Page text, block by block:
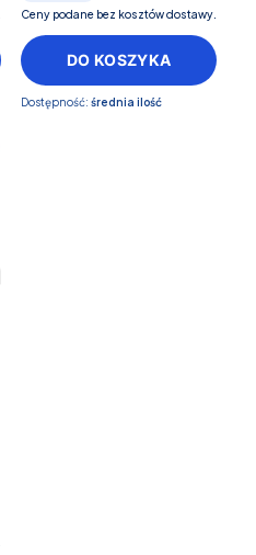
Ceny podane bez kosztów dostawy.
DO KOSZYKA
Dostępność: średnia ilość